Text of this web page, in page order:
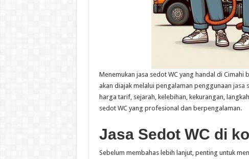
Menemukan jasa sedot WC yang handal di
akan diajak melalui pengalaman penggunaan jasa
harga tarif, sejarah, kelebihan, kekurangan,
sedot WC yang profesional dan berpengalaman.
Jasa Sedot WC di
Sebelum membahas lebih lanjut, penting untuk